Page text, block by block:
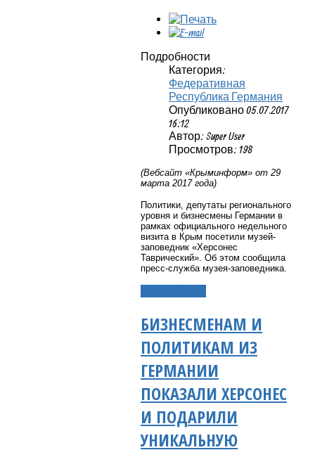
Подробности
Категория:
Федеративная
Республика Германия
Опубликовано 05.07.2017
16:12
Автор: Super User
Просмотров: 198
(Вебсайт «Крыминформ» от 29
марта 2017 года)
Политики, депутаты регионального
уровня и бизнесмены Германии в
рамках официального недельного
визита в Крым посетили музей-
заповедник «Херсонес
Таврический». Об этом сообщила
пресс-служба музея-заповедника.
БИЗНЕСМЕНАМ И
ПОЛИТИКАМ ИЗ
ГЕРМАНИИ
ПОКАЗАЛИ ХЕРСОНЕС
И ПОДАРИЛИ
УНИКАЛЬНУЮ